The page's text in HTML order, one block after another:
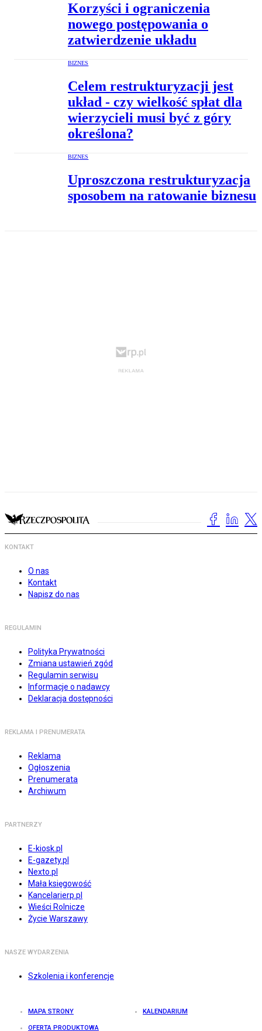
Korzyści i ograniczenia
nowego postępowania o
zatwierdzenie układu
BIZNES
Celem restrukturyzacji jest
układ - czy wielkość spłat dla
wierzycieli musi być z góry
określona?
BIZNES
Uproszczona restrukturyzacja
sposobem na ratowanie biznesu
KONTAKT
O nas
Kontakt
Napisz do nas
REGULAMIN
Polityka Prywatności
Zmiana ustawień zgód
Regulamin serwisu
Informacje o nadawcy
Deklaracja dostępności
REKLAMA I PRENUMERATA
Reklama
Ogłoszenia
Prenumerata
Archiwum
PARTNERZY
E-kiosk.pl
E-gazety.pl
Nexto.pl
Mała księgowość
Kancelarierp.pl
Wieści Rolnicze
Życie Warszawy
NASZE WYDARZENIA
Szkolenia i konferencje
MAPA STRONY KALENDARIUM
OFERTA PRODUKTOWA